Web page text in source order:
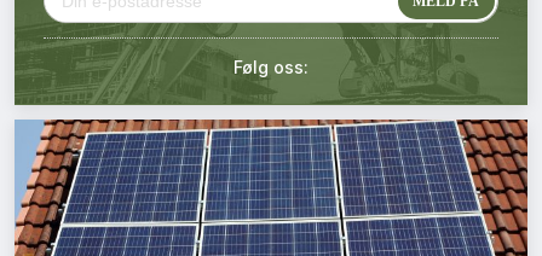
Kontakt oss
Login
Følg oss: